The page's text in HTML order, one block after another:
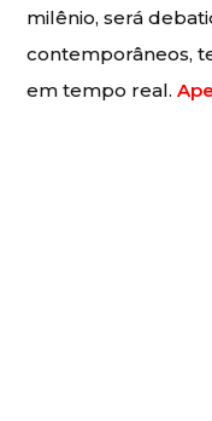
milênio, será
contemporâneos,
em tempo real.